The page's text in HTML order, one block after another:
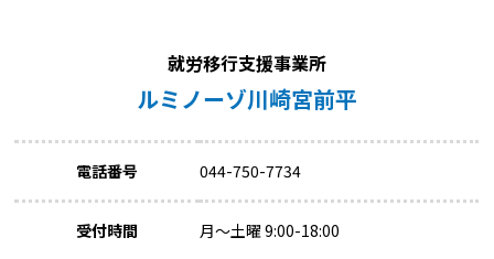
就労移行支援事業所
ルミノーゾ川崎宮前平
電話番号 044-750-7734
受付時間 月～土曜 9:00-18:00